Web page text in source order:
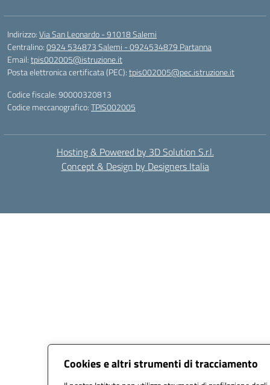
Cookies e altri strumenti di tracciamento
Indirizzo:Via San Leonardo - 91018 Salemi
Centralino:0924 534873 Salemi - 0924534879 Partanna
Email:tpis002005@istruzione.it
Posta elettronica certificata (PEC):tpis002005@pec.istruzione.it
Codice fiscale: 90000320813
Codice meccanografico:TPIS002005
Hosting & Powered by 3D Solution S.r.l.
Concept & Design by Designers Italia